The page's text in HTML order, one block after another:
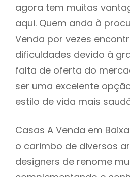
agora tem muitas
aqui. Quem anda à
Venda por vezes
dificuldades devido à
falta de oferta do
ser uma excelente
estilo de vida mais
Casas A Venda em
o carimbo de diversos
designers de renome